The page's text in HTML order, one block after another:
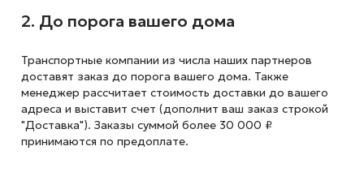
2. До порога вашего дома
Транспортные компании из числа наших партнеров
доставят заказ до порога вашего дома. Также
менеджер рассчитает стоимость доставки до вашего
адреса и выставит счет (дополнит ваш заказ строкой
"Доставка"). Заказы суммой более 30 000 ₽
принимаются по предоплате.